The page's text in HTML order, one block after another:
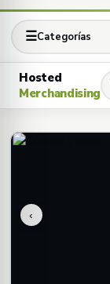
☰Categorías
Hosted
Merchandising
‹